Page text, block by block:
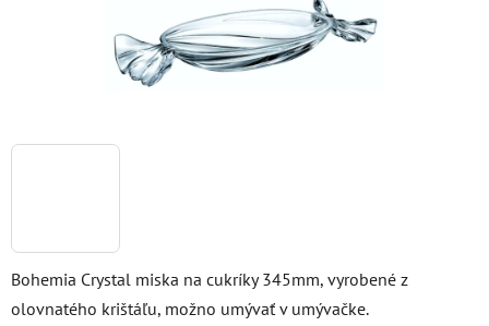
Bohemia Crystal miska na cukríky 345mm, vyrobené z
olovnatého krištáľu, možno umývať v umývačke.